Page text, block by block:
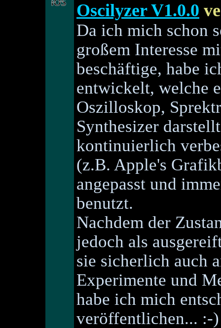
Oscilyzer V1.0.0
Da ich mich schon
großem Interesse
beschäftige, habe
entwickelt, welche
Oszilloskop,
Synthesizer
kontinuierlich
(z.B. Apple's
angepasst und
benutzt.
Nachdem der
jedoch als
sie sicherlich auch
Experimente und
habe ich mich
veröffentlichen... :-)